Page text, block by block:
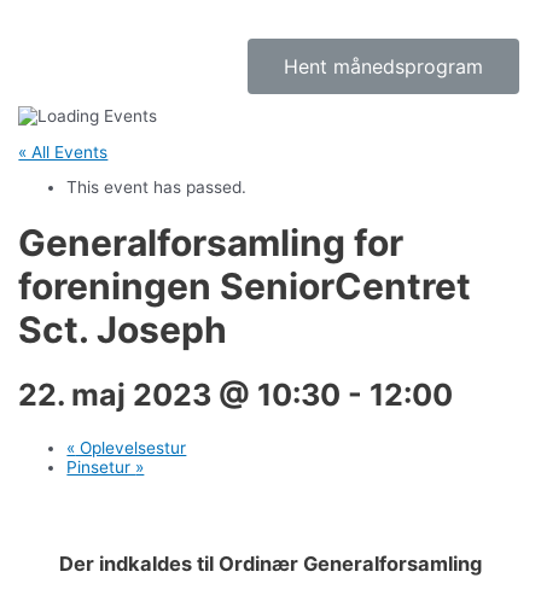
Hent månedsprogram
« All Events
This event has passed.
Generalforsamling for
foreningen SeniorCentret
Sct. Joseph
22. maj 2023 @ 10:30 - 12:00
« Oplevelsestur
Pinsetur »
Der indkaldes til Ordinær Generalforsamling